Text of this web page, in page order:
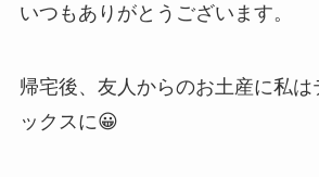
いつもありがとうございます。
帰宅後、友人からのお土産に私は
ックスに😀